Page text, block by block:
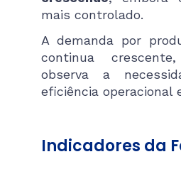
mais controlado.
A demanda por
continua
observa a
eficiência operacional
Indicadores da